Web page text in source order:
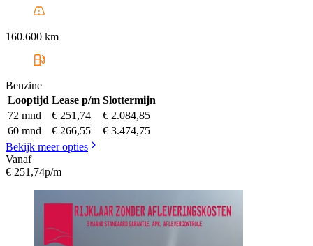
160.600 km
Benzine
Looptijd Lease p/m Slottermijn
72 mnd
€ 251,74
€ 2.084,85
60 mnd
€ 266,55
€ 3.474,75
Bekijk meer opties
Vanaf
€ 251,74p/m